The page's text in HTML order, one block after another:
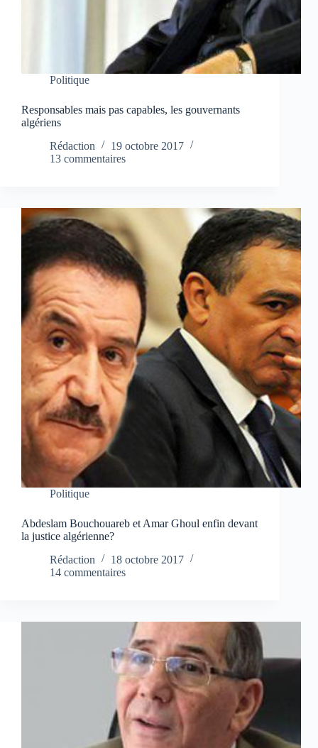
Politique
Responsables mais pas capables, les gouvernants
algériens
Rédaction
19 octobre 2017
13 commentaires
Politique
Abdeslam Bouchouareb et Amar Ghoul enfin devant
la justice algérienne?
Rédaction
18 octobre 2017
14 commentaires